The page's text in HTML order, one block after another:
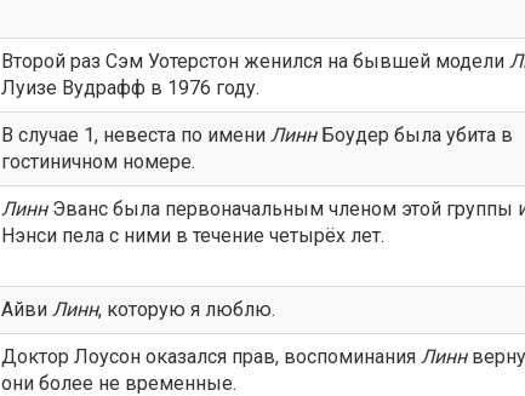
Второй раз Сэм Уотерстон женился на бывшей модели
Луизе Вудрафф в 1976 году.
В случае 1, невеста по имени ЛиннБоудер была убита в
гостиничном номере.
ЛиннЭванс была первоначальным членом этой группы
Нэнси пела с ними в течение четырёх лет.
Айви Линн, которую я люблю.
Доктор Лоусон оказался прав, воспоминания Линн
они более не временные.